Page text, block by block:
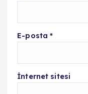
E-posta*
İnternet sitesi